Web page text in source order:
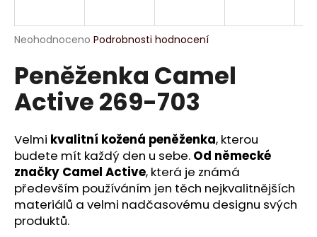
Průměrné
produktu
je
0,0
z
hvězdiček.
Neohodnoceno Podrobnosti hodnocení
Peněženka Camel
Active 269-703
Velmi kvalitní kožená peněženka, kterou
budete mít každý den u sebe. Od německé
značky Camel Active, která je známá
především používáním jen těch nejkvalitnějších
materiálů a velmi nadčasovému designu svých
produktů.
j
t
?
HLEDAT
D